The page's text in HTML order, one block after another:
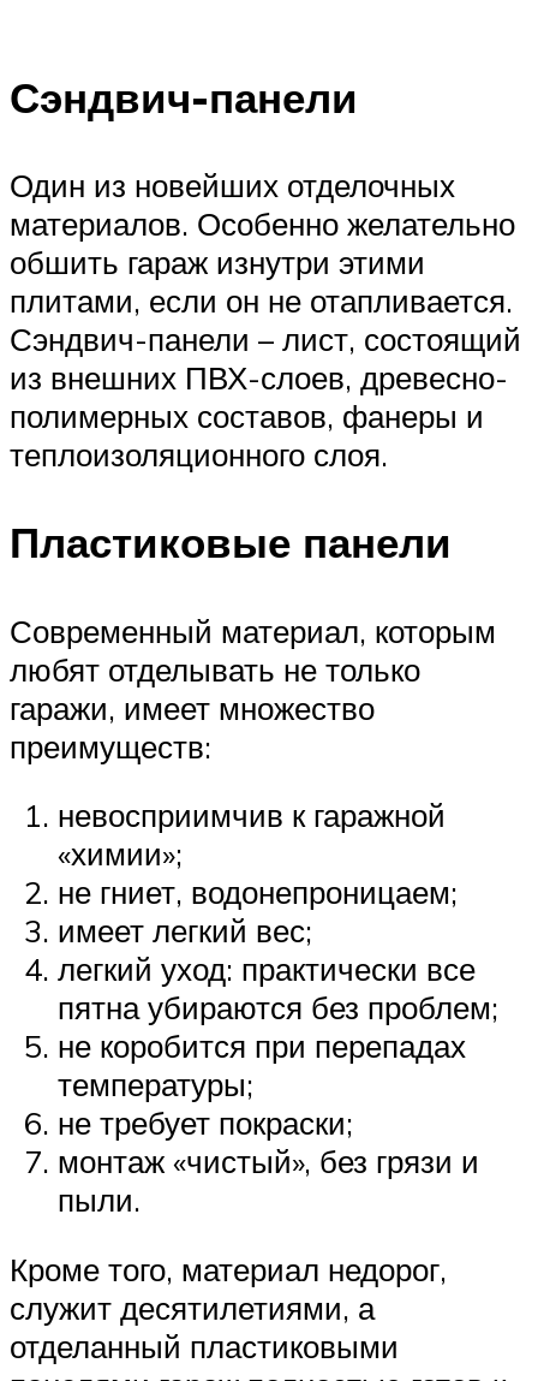
Сэндвич-панели
Один из новейших отделочных
материалов. Особенно желательно
обшить гараж изнутри этими
плитами, если он не отапливается.
Сэндвич-панели – лист, состоящий
из внешних ПВХ-слоев, древесно-
полимерных составов, фанеры и
теплоизоляционного слоя.
Пластиковые панели
Современный материал, которым
любят отделывать не только
гаражи, имеет множество
преимуществ:
невосприимчив к гаражной
«химии»;
не гниет, водонепроницаем;
имеет легкий вес;
легкий уход: практически все
пятна убираются без проблем;
не коробится при перепадах
температуры;
не требует покраски;
монтаж «чистый», без грязи и
пыли.
Кроме того, материал недорог,
служит десятилетиями, а
отделанный пластиковыми